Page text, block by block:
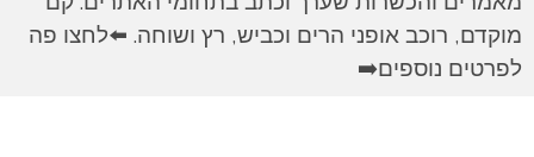
מוקדם, רוכב אופני הרים וכביש, רץ ושוחה. ⬅️לחצו פה
לפרטים נוספים➡️